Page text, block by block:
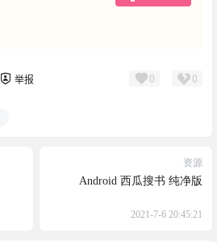
举报 0 0
资源
Android 西瓜搜书 纯净版
2021-7-6 20:45:21